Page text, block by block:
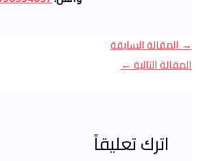
→المقالة السابقة
المقالة التالية←
اترك تعليقاً